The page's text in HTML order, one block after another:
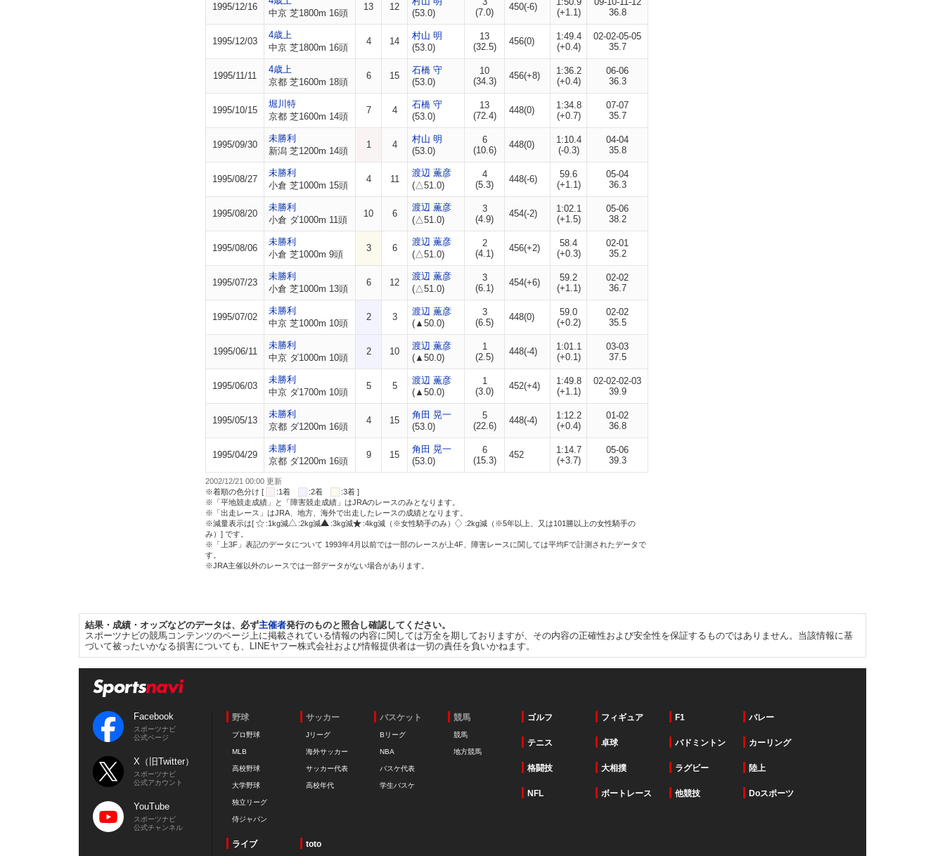
1995/12/16
中京 芝1800m 16頭
13 12
(53.0)
(7.0)
450(-6)
(+1.1)
36.8
1995/12/03
4歳上
中京 芝1800m 16頭
4 14
村山 明
(53.0)
13
(32.5)
456(0)
1:49.4
(+0.4)
02-02-05-05
35.7
1995/11/11
4歳上
京都 芝1600m 18頭
6 15
石橋 守
(53.0)
10
(34.3)
456(+8)
1:36.2
(+0.4)
06-06
36.3
1995/10/15
堀川特
京都 芝1600m 14頭
7 4
石橋 守
(53.0)
13
(72.4)
448(0)
1:34.8
(+0.7)
07-07
35.7
1995/09/30
未勝利
新潟 芝1200m 14頭
1 4
村山 明
(53.0)
6
(10.6)
448(0)
1:10.4
(-0.3)
04-04
35.8
1995/08/27
未勝利
小倉 芝1000m 15頭
4 11
渡辺 薫彦
(△51.0)
4
(5.3)
448(-6)
59.6
(+1.1)
05-04
36.3
1995/08/20
未勝利
小倉 ダ1000m 11頭
10 6
渡辺 薫彦
(△51.0)
3
(4.9)
454(-2)
1:02.1
(+1.5)
05-06
38.2
1995/08/06
未勝利
小倉 芝1000m 9頭
3 6
渡辺 薫彦
(△51.0)
2
(4.1)
456(+2)
58.4
(+0.3)
02-01
35.2
1995/07/23
未勝利
小倉 芝1000m 13頭
6 12
渡辺 薫彦
(△51.0)
3
(6.1)
454(+6)
59.2
(+1.1)
02-02
36.7
1995/07/02
未勝利
中京 芝1000m 10頭
2 3
渡辺 薫彦
(▲50.0)
3
(6.5)
448(0)
59.0
(+0.2)
02-02
35.5
1995/06/11
未勝利
中京 ダ1000m 10頭
2 10
渡辺 薫彦
(▲50.0)
1
(2.5)
448(-4)
1:01.1
(+0.1)
03-03
37.5
1995/06/03
未勝利
中京 ダ1700m 10頭
5 5
渡辺 薫彦
(▲50.0)
1
(3.0)
452(+4)
1:49.8
(+1.1)
02-02-02-03
39.9
1995/05/13
未勝利
京都 ダ1200m 16頭
4 15
角田 晃一
(53.0)
5
(22.6)
448(-4)
1:12.2
(+0.4)
01-02
36.8
1995/04/29
未勝利
京都 ダ1200m 16頭
9 15
角田 晃一
(53.0)
6
(15.3)
452
1:14.7
(+3.7)
05-06
39.3
2002/12/21 00:00 更新
※着順の色分け [
:1着 :2着
:3着 ]
※「平地競走成績」と「障害競走成績」はJRAのレースのみとなります。
※「出走レース」はJRA、地方、海外で出走したレースの成績となります。
※減量表示は[
:1kg減 :2kg減 :3kg減 :4kg減（※女性騎手のみ）
:2kg減（※5年以上、又は101勝以上の女性騎手の
み）] です。
※「上3F」表記のデータについて 1993年4月以前では一部のレースが上4F、障害レースに関しては平均Fで計測されたデータで
す。
※JRA主催以外のレースでは一部データがない場合があります。
結果・成績・オッズなどのデータは、必ず主催者発行のものと照合し確認してください。
スポーツナビの競馬コンテンツのページ上に掲載されている情報の内容に関しては万全を期しておりますが、その内容の正確性および安全性を保証するものではありません。当該情報に基
づいて被ったいかなる損害についても、LINEヤフー株式会社および情報提供者は一切の責任を負いかねます。
Facebook
スポーツナビ
公式ページ
X（旧Twitter）
スポーツナビ
公式アカウント
YouTube
スポーツナビ
公式チャンネル
野球
プロ野球
MLB
高校野球
大学野球
独立リーグ
侍ジャパン
サッカー
Jリーグ
海外サッカー
サッカー代表
高校年代
バスケット
Bリーグ
NBA
バスケ代表
学生バスケ
競馬
競馬
地方競馬
ゴルフ フィギュア F1 バレー
テニス 卓球 バドミントン カーリング
格闘技 大相撲 ラグビー 陸上
NFL ボートレース 他競技 Doスポーツ
ライブ toto